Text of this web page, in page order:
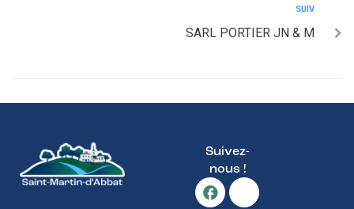
SUIV
SARL PORTIER JN & M
Suivez-
nous !